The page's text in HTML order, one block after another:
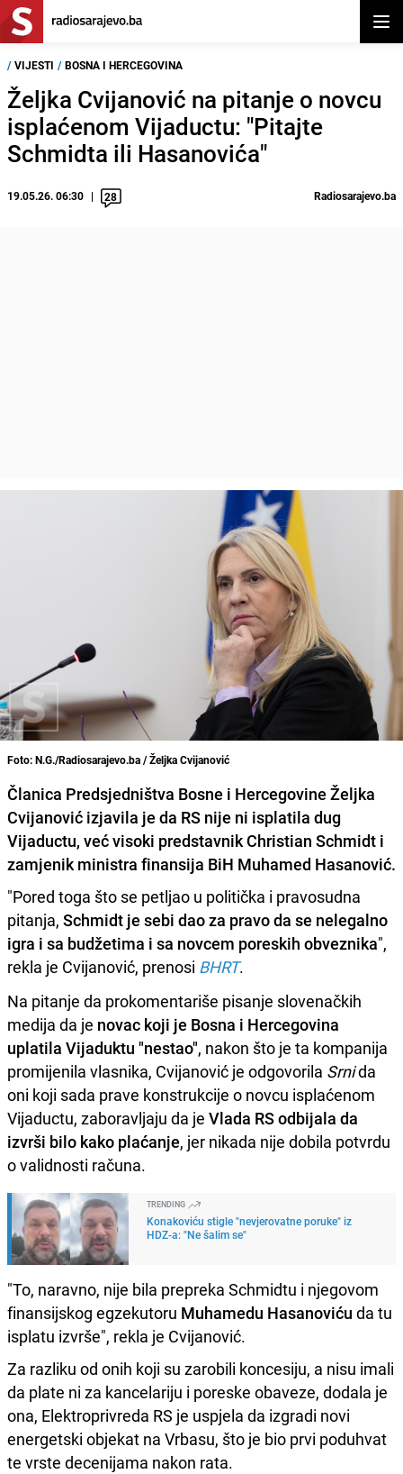
/ VIJESTI / BOSNA I HERCEGOVINA
Željka Cvijanović na pitanje o novcu
isplaćenom Vijaductu: "Pitajte
Schmidta ili Hasanovića"
19.05.26. 06:30 28 Radiosarajevo.ba
Foto: N.G./Radiosarajevo.ba / Željka Cvijanović
Članica Predsjedništva Bosne i Hercegovine Željka
Cvijanović izjavila je da RS nije ni isplatila dug
Vijaductu, već visoki predstavnik Christian Schmidt i
zamjenik ministra finansija BiH Muhamed Hasanović.
"Pored toga što se petljao u politička i pravosudna
pitanja, Schmidt je sebi dao za pravo da se nelegalno
igra i sa budžetima i sa novcem poreskih obveznika",
rekla je Cvijanović, prenosi BHRT.
Na pitanje da prokomentariše pisanje slovenačkih
medija da je novac koji je Bosna i Hercegovina
uplatila Vijaduktu "nestao", nakon što je ta kompanija
promijenila vlasnika, Cvijanović je odgovorila Srnida
oni koji sada prave konstrukcije o novcu isplaćenom
Vijaductu, zaboravljaju da je Vlada RS odbijala da
izvrši bilo kako plaćanje, jer nikada nije dobila potvrdu
o validnosti računa.
TRENDING
Konakoviću stigle "nevjerovatne poruke" iz
HDZ-a: "Ne šalim se"
"To, naravno, nije bila prepreka Schmidtu i njegovom
finansijskog egzekutoru Muhamedu Hasanoviću da tu
isplatu izvrše", rekla je Cvijanović.
Za razliku od onih koji su zarobili koncesiju, a nisu imali
da plate ni za kancelariju i poreske obaveze, dodala je
ona, Elektroprivreda RS je uspjela da izgradi novi
energetski objekat na Vrbasu, što je bio prvi poduhvat
te vrste decenijama nakon rata.